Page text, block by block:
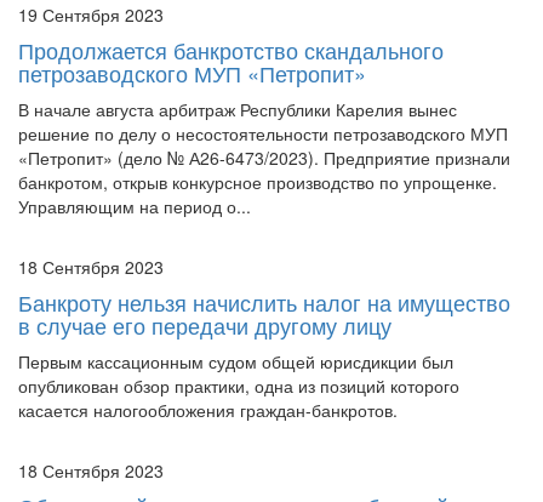
петрозаводского МУП «Петропит»
В начале августа арбитраж Республики Карелия вынес
решение по делу о несостоятельности петрозаводского МУП
«Петропит» (дело № А26-6473/2023). Предприятие признали
банкротом, открыв конкурсное производство по упрощенке.
Управляющим на период о...
18 Сентября 2023
в случае его передачи другому лицу
Первым кассационным судом общей юрисдикции был
опубликован обзор практики, одна из позиций которого
касается налогообложения граждан-банкротов.
18 Сентября 2023
депутат стал банкротом